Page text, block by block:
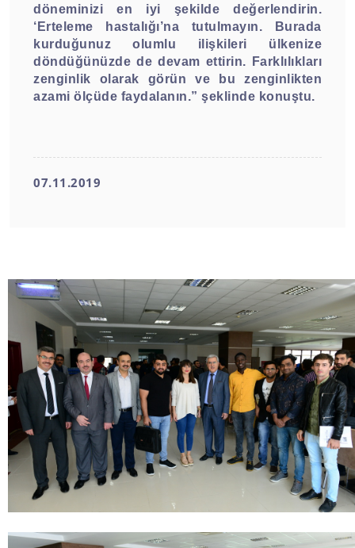
döneminizi en iyi şekilde değerlendirin.
‘Erteleme hastalığı’na tutulmayın. Burada
kurduğunuz olumlu ilişkileri ülkenize
döndüğünüzde de devam ettirin. Farklılıkları
zenginlik olarak görün ve bu zenginlikten
azami ölçüde faydalanın.” şeklinde konuştu.
07.11.2019